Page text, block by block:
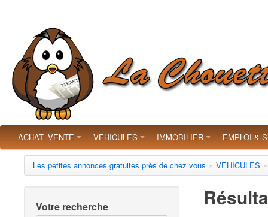
ACHAT- VENTE VEHICULES IMMOBILIER EMPLOI &
Les petites annonces gratuites près de chez vous » VEHICULES »
Votre recherche